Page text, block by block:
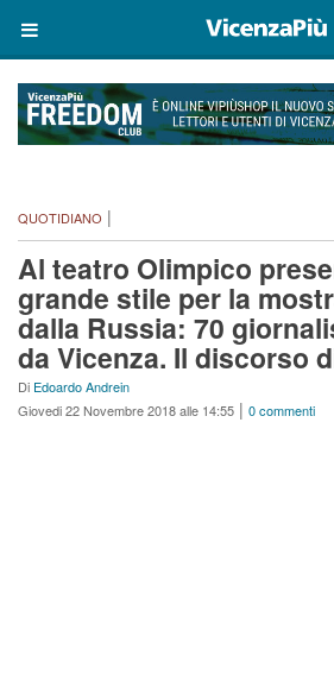
QUOTIDIANO |
Al teatro Olimpico
grande stile per la
dalla Russia: 70
da Vicenza. Il discorso
Di Edoardo Andrein
Giovedi 22 Novembre 2018 alle 14:55 | 0 commenti